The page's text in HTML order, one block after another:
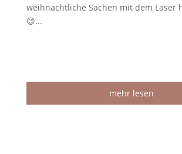
weihnachtliche Sachen mit dem Laser
😊...
mehr lesen